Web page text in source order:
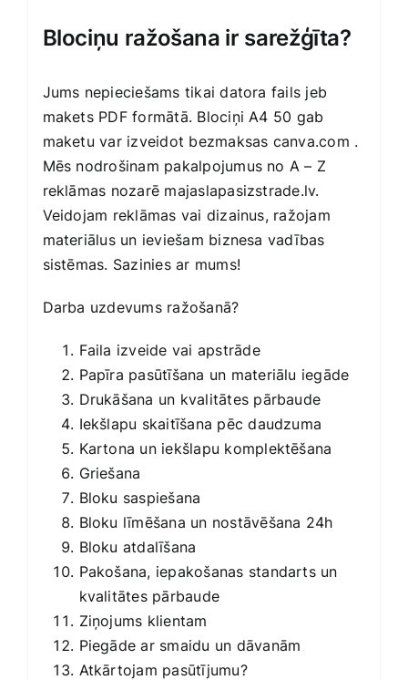
Blociņu ražošana ir sarežģīta?
Jums nepieciešams tikai datora fails jeb
makets PDF formātā. Blociņi A4 50 gab
maketu var izveidot bezmaksas canva.com .
Mēs nodrošinam pakalpojumus no A – Z
reklāmas nozarē majaslapasizstrade.lv.
Veidojam reklāmas vai dizainus, ražojam
materiālus un ieviešam biznesa vadības
sistēmas. Sazinies ar mums!
Darba uzdevums ražošanā?
Faila izveide vai apstrāde
Papīra pasūtīšana un materiālu iegāde
Drukāšana un kvalitātes pārbaude
Iekšlapu skaitīšana pēc daudzuma
Kartona un iekšlapu komplektēšana
Griešana
Bloku saspiešana
Bloku līmēšana un nostāvēšana 24h
Bloku atdalīšana
Pakošana, iepakošanas standarts un
kvalitātes pārbaude
Ziņojums klientam
Piegāde ar smaidu un dāvanām
Atkārtojam pasūtījumu?